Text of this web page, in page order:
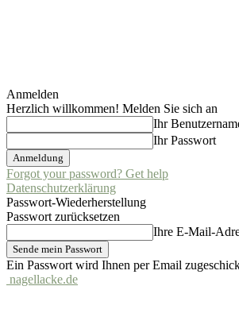
Anmelden
Herzlich willkommen! Melden Sie sich an
Ihr
Ihr Passwort
Forgot your password? Get help
Datenschutzerklärung
Passwort-Wiederherstellung
Passwort zurücksetzen
Ihre E-Mail-
Ein Passwort wird Ihnen per Email
nagellacke.de